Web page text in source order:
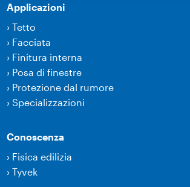
Applicazioni
›Tetto
› Facciata
› Finitura interna
› Posa di finestre
› Protezione dal rumore
›Specializzazioni
Conoscenza
› Fisica edilizia
›Tyvek